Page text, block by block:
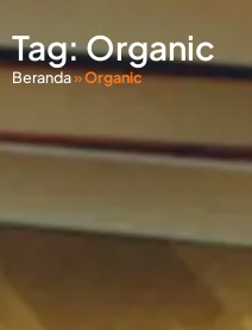
Tag: Organic
Beranda»Organic